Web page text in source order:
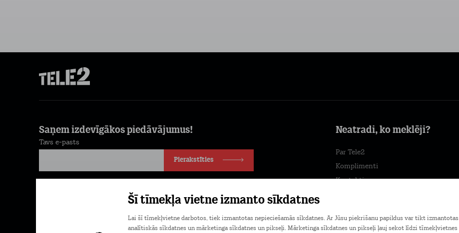
Šī tīmekļa vietne izmanto sīkdatnes
Lai šī tīmekļvietne darbotos, tiek izmantotas nepieciešamās sīkdatnes. Ar Jūsu piekrišanu papildus var tikt izmantotas
analītiskās sīkdatnes un mārketinga sīkdatnes un pikseļi. Mārketinga sīkdatnes un pikseļi ļauj sekot līdzi tīmekļvietnes
Saņem izdevīgākos piedāvājumus!
Tavs e-pasts
Pierakstīties
Privātuma politikā.
Lejupielādē Mans Tele2 lietotni savā telefonā!
Neatradi, ko meklēji?
Par Tele2
Komplimenti
Kontakti
Jaunumi